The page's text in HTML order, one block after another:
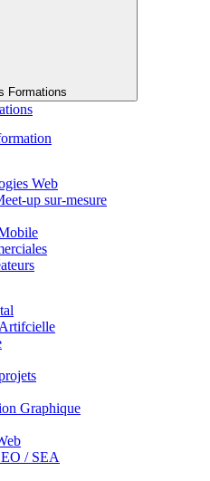
Formations
Web
up sur-mesure
Graphique
/ SEA